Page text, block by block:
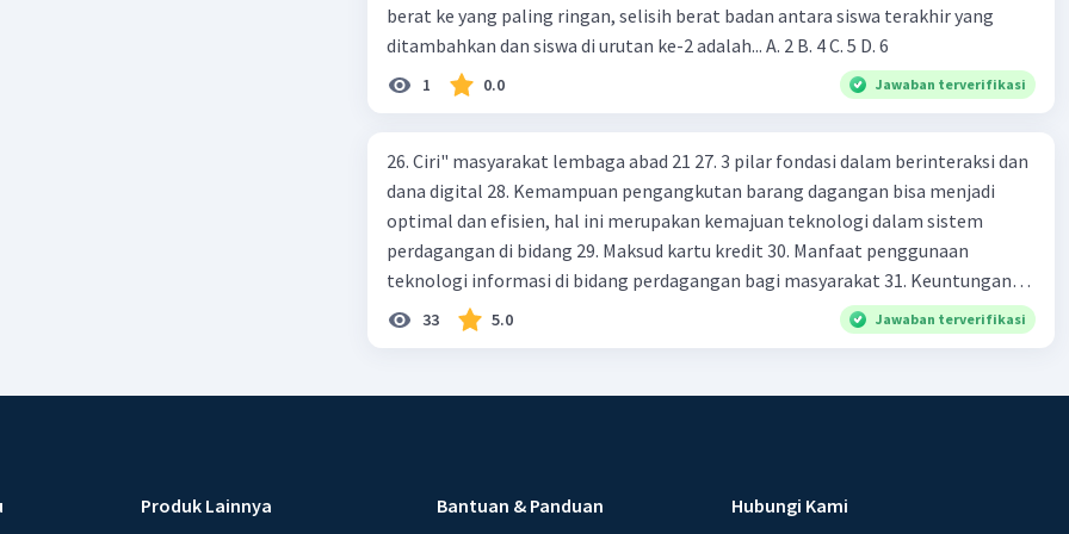
berat ke yang paling ringan, selisih berat badan antara siswa terakhir yang
ditambahkan dan siswa di urutan ke-2 adalah... A. 2 B. 4 C. 5 D. 6
1 0.0 Jawaban terverifikasi
26. Ciri" masyarakat lembaga abad 21 27. 3 pilar fondasi dalam berinteraksi dan
dana digital 28. Kemampuan pengangkutan barang dagangan bisa menjadi
optimal dan efisien, hal ini merupakan kemajuan teknologi dalam sistem
perdagangan di bidang 29. Maksud kartu kredit 30. Manfaat penggunaan
teknologi informasi di bidang perdagangan bagi masyarakat 31. Keuntungan
menggunakan ATM dan kartu debit dalam pembayaran 32. Prinsip" sistem
pembayaran yang di terapkan oleh bank indonesia dan mencegah terjadinya
lembaga OJK 34. Maksud cek bank 35. Kelebihan uang elektronik sebagai alat
38. Cara meningkatkan akses keuangan digital di indonesia yang masih rendah
33 5.0 Jawaban terverifikasi
Produk Lainnya Bantuan & Panduan Hubungi Kami